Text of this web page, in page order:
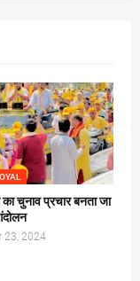
चुनाव प्रचार बनता जा
23, 2024